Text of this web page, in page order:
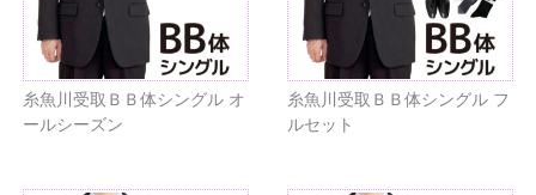
糸魚川受取ＢＢ体シングル オ
ールシーズン
糸魚川受取ＢＢ体シングル フ
ルセット